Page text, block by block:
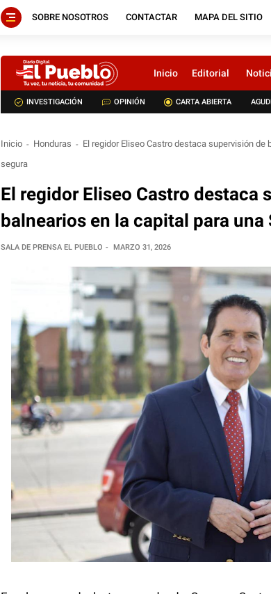
SOBRE NOSOTROS CONTACTAR MAPA DEL SITIO
Inicio Editorial
INVESTIGACIÓN OPINIÓN CARTA ABIERTA
Inicio Honduras
El regidor Eliseo Castro destaca supervisión
segura
El regidor Eliseo Castro destaca
balnearios en la capital para una
SALA DE PRENSA EL PUEBLO MARZO 31, 2026